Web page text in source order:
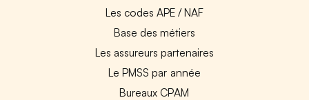
Les codes APE / NAF
Base des métiers
Les assureurs partenaires
Le PMSS par année
Bureaux CPAM